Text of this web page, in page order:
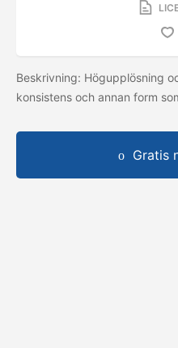
Beskrivning: Högupplösning
konsistens och annan form
Gratis